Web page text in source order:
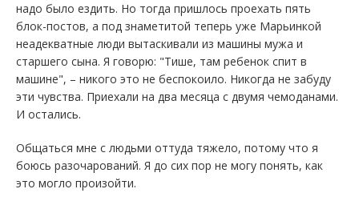
надо было ездить. Но тогда пришлось проехать пять
блок-постов, а под знаметитой теперь уже Марьинкой
неадекватные люди вытаскивали из машины мужа и
старшего сына. Я говорю: "Тише, там ребенок спит в
машине", – никого это не беспокоило. Никогда не забуду
эти чувства. Приехали на два месяца с двумя чемоданами.
И остались.
Общаться мне с людьми оттуда тяжело, потому что я
боюсь разочарований. Я до сих пор не могу понять, как
это могло произойти.